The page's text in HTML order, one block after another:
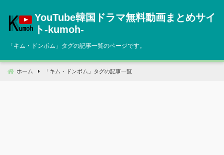
へ
動
YouTube韓国ドラマ無料動画まとめサイ
ト‐kumoh‐
「キム・ドンボム 」タグの記事一覧のページです。
ホーム 「 キム・ドンボム 」タグの記事一覧